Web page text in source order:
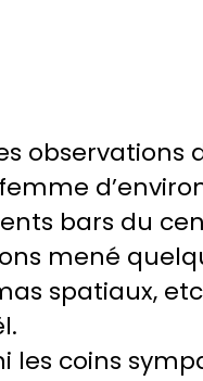
observations
bars du
mené
spatiaux,
les coins